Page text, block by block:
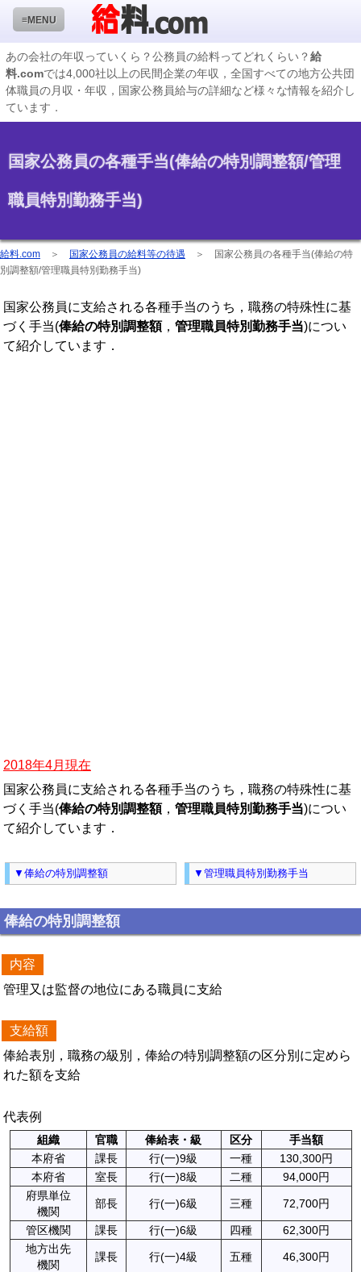
≡MENU
企業検索
年収ランキング
国家公務員編
地方公務員給料検索
私立大学教員編
収録企業データの状況
あの会社の年収っていくら？公務員の給料ってどれくらい？給
料.comでは4,000社以上の民間企業の年収，全国すべての地方公共団
体職員の月収・年収，国家公務員給与の詳細など様々な情報を紹介し
ています．
国家公務員の各種手当(俸給の特別調整額/管理
職員特別勤務手当)
給料.com ＞ 国家公務員の給料等の待遇 ＞ 国家公務員の各種手当(俸給の特
別調整額/管理職員特別勤務手当)
国家公務員に支給される各種手当のうち，職務の特殊性に基
づく手当(俸給の特別調整額， 管理職員特別勤務手当)につい
て紹介しています．
2018年4月現在
国家公務員に支給される各種手当のうち，職務の特殊性に基
づく手当(俸給の特別調整額， 管理職員特別勤務手当)につい
て紹介しています．
▼俸給の特別調整額 ▼管理職員特別勤務手当
俸給の特別調整額
内容
管理又は監督の地位にある職員に支給
支給額
俸給表別，職務の級別，俸給の特別調整額の区分別に定めら
れた額を支給
代表例
組織 官職 俸給表・級 区分
手当額
本府省
課長 行(一)9級 一種
130,300円
本府省
室長 行(一)8級 二種
94,000円
府県単位
機関
部長 行(一)6級 三種 72,700円
管区機関 課長 行(一)6級 四種
62,300円
地方出先
機関
課長 行(一)4級 五種 46,300円